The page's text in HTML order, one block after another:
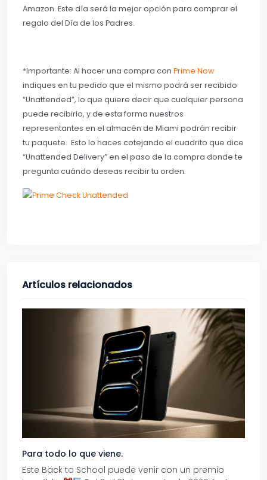
Amazon. Este día será la mejor opción para comprar el
regalo del Día de los Padres.
*Importante: Al hacer una compra con Prime Now
indiques en tu pedido que el mismo podrá ser recibido
“Unattended”, lo que quiere decir que cualquier persona
puede recibirlo, y de esta forma nuestros
representantes en el almacén de Miami podrán recibir
tu paquete. Esto lo haces cotejando el cuadrito que dice
“Unattended Delivery” en el paso de la compra donde te
pregunta cuándo deseas recibir tu orden.
Artículos relacionados
Para todo lo que viene.
Este Back to School puede venir con un premio